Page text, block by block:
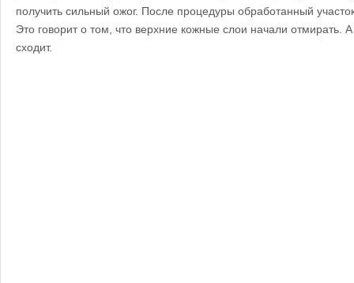
получить сильный ожог. После процедуры обработанный
Это говорит о том, что верхние кожные слои начали отмирать. А
сходит.